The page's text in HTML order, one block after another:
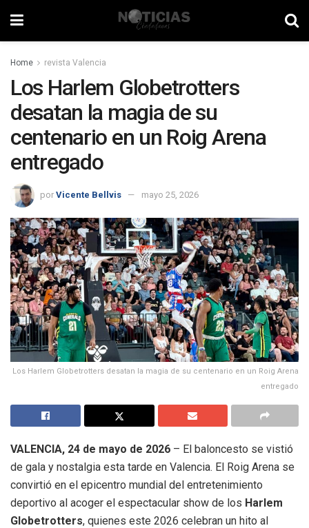
Home revista Valencia
Los Harlem Globetrotters
desatan la magia de su
centenario en un Roig Arena
entregado
por Vicente Bellvis mayo 25, 2026
Los Harlem Globetrotters desatan la magia de su centenario en un Roig Arena
entregado
VALENCIA, 24 de mayo de 2026 – El baloncesto se vistió
de gala y nostalgia esta tarde en Valencia. El Roig Arena se
convirtió en el epicentro mundial del entretenimiento
deportivo al acoger el espectacular show de los Harlem
Globetrotters, quienes este 2026 celebran un hito al